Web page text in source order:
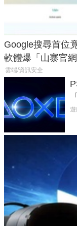
Google搜尋首位
軟體爆「山寨官
雲端/資訊安全